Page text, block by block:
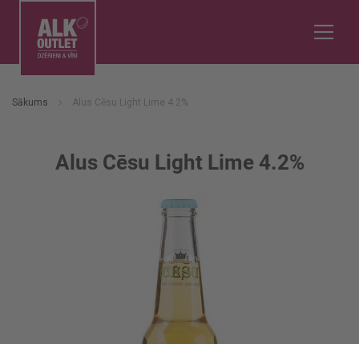
Sākums Alus Cēsu Light Lime 4.2%
Alus Cēsu Light Lime 4.2%